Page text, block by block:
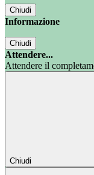
Chiudi
Informazione
Chiudi
Attendere...
Attendere il
Chiudi